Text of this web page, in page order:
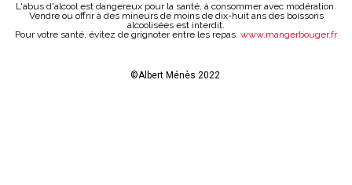
L'abus d'alcool est dangereux pour la santé, à consommer avec modération.
Vendre ou offrir à des mineurs de moins de dix-huit ans des boissons
alcoolisées est interdit.
Pour votre santé, évitez de grignoter entre les repas. www.mangerbouger.fr
©Albert Ménès 2022